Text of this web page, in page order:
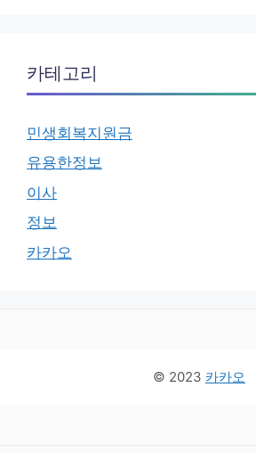
카테고리
민생회복지원금
유용한정보
이사
정보
카카오
© 2023 카카오